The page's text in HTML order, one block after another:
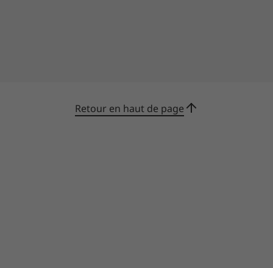
Retour en haut de page